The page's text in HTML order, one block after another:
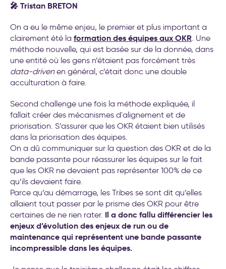
🎤 Tristan BRETON
On a eu le même enjeu, le premier et plus important a
clairement été la formation des équipes aux OKR. Une
méthode nouvelle, qui est basée sur de la donnée, dans
une entité où les gens n’étaient pas forcément très
data-drivenen général, c’était donc une double
acculturation à faire.
Second challenge une fois la méthode expliquée, il
fallait créer des mécanismes d'alignement et de
priorisation. S’assurer que les OKR étaient bien utilisés
dans la priorisation des équipes.
On a dû communiquer sur la question des OKR et de la
bande passante pour réassurer les équipes sur le fait
que les OKR ne devaient pas représenter 100% de ce
qu’ils devaient faire.
Parce qu’au démarrage, les Tribes se sont dit qu’elles
allaient tout passer par le prisme des OKR pour être
certaines de ne rien rater. Il a donc fallu différencier les
enjeux d’évolution des enjeux de run ou de
maintenance qui représentent une bande passante
incompressible dans les équipes.